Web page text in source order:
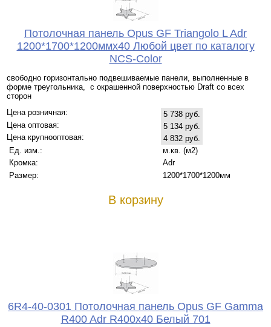
Потолочная панель Opus GF Triangolo L Adr
1200*1700*1200ммx40 Любой цвет по каталогу
NCS-Color
свободно горизонтально подвешиваемые панели, выполненные в
форме треугольника, с окрашенной поверхностью Draft со всех
сторон
Цена розничная:
5 738 руб.
Цена оптовая:
5 134 руб.
Цена крупнооптовая:
4 832 руб.
Ед. изм.:
м.кв. (м2)
Кромка:
Adr
Размер:
1200*1700*1200мм
В корзину
6R4-40-0301 Потолочная панель Opus GF Gamma
R400 Adr R400x40 Белый 701